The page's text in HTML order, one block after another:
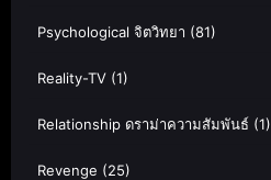
Psychological จิตวิทยา (81)
Reality-TV (1)
Relationship ดราม่าความสัมพันธ์ (1)
Revenge (25)